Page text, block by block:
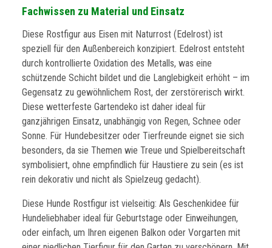
Fachwissen zu Material und Einsatz
Diese Rostfigur aus Eisen mit Naturrost (Edelrost) ist
speziell für den Außenbereich konzipiert. Edelrost entsteht
durch kontrollierte Oxidation des Metalls, was eine
schützende Schicht bildet und die Langlebigkeit erhöht – im
Gegensatz zu gewöhnlichem Rost, der zerstörerisch wirkt.
Diese wetterfeste Gartendeko ist daher ideal für
ganzjährigen Einsatz, unabhängig von Regen, Schnee oder
Sonne. Für Hundebesitzer oder Tierfreunde eignet sie sich
besonders, da sie Themen wie Treue und Spielbereitschaft
symbolisiert, ohne empfindlich für Haustiere zu sein (es ist
rein dekorativ und nicht als Spielzeug gedacht).
Diese Hunde Rostfigur ist vielseitig: Als Geschenkidee für
Hundeliebhaber ideal für Geburtstage oder Einweihungen,
oder einfach, um Ihren eigenen Balkon oder Vorgarten mit